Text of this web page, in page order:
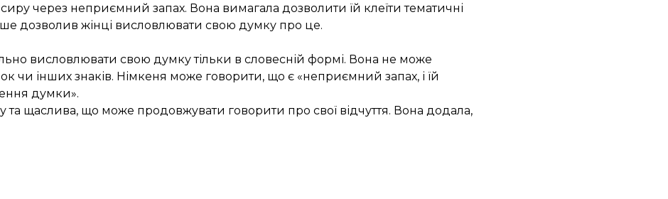
через неприємний запах. Вона вимагала дозволити їй клеїти тематичні
дозволив жінці висловлювати свою думку про це.
висловлювати свою думку тільки в словесній формі. Вона не може
чи інших знаків. Німкеня може говорити, що є «неприємний запах, і їй
думки».
та щаслива, що може продовжувати говорити про свої відчуття. Вона додала,